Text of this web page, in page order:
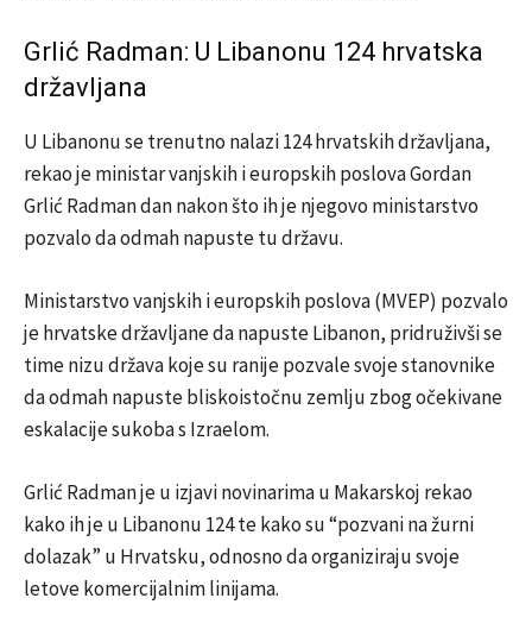
Grlić Radman: U Libanonu 124 hrvatska
državljana
U Libanonu se trenutno nalazi 124 hrvatskih državljana,
rekao je ministar vanjskih i europskih poslova Gordan
Grlić Radman dan nakon što ih je njegovo ministarstvo
pozvalo da odmah napuste tu državu.
Ministarstvo vanjskih i europskih poslova (MVEP) pozvalo
je hrvatske državljane da napuste Libanon, pridruživši se
time nizu država koje su ranije pozvale svoje stanovnike
da odmah napuste bliskoistočnu zemlju zbog očekivane
eskalacije sukoba s Izraelom.
Grlić Radman je u izjavi novinarima u Makarskoj rekao
kako ih je u Libanonu 124 te kako su “pozvani na žurni
dolazak” u Hrvatsku, odnosno da organiziraju svoje
letove komercijalnim linijama.